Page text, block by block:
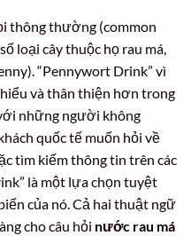
thông thường (common
loại cây thuộc họ rau má,
“Pennywort Drink” vì
và thân thiện hơn trong
những người không
quốc tế muốn hỏi về
tìm kiếm thông tin trên các
là một lựa chọn tuyệt
của nó. Cả hai thuật ngữ
cho câu hỏi nước rau má